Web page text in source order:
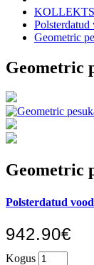
Polsterdatud
Geometric
Geometric
Geometric
Polsterdatud
942.90€
Kogus